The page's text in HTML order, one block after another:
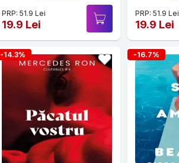
PRP: 51.9 Lei
19.9 Lei
PRP: 51.9 Lei
19.9 Lei
-14.3% -16.7%